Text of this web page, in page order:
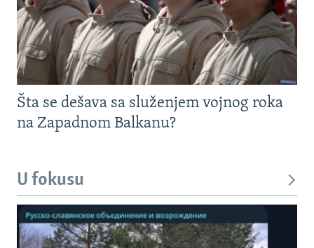
Šta se dešava sa služenjem vojnog roka
na Zapadnom Balkanu?
U fokusu